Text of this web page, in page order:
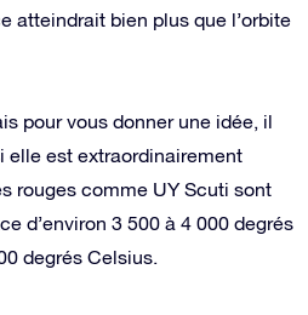
atteindrait bien plus que l’orbite
pour vous donner une idée, il
elle est extraordinairement
rouges comme UY Scuti sont
d’environ 3 500 à 4 000 degrés
degrés Celsius.